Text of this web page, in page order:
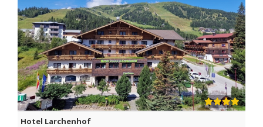
Hotel Larchenhof